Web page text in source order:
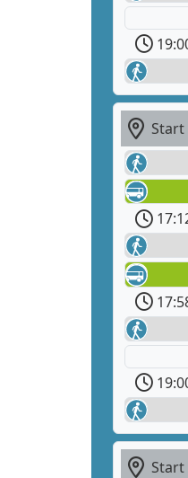
Start
Start